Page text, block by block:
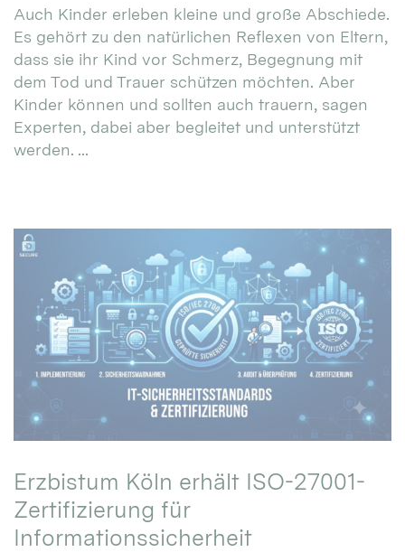
Auch Kinder erleben kleine und große Abschiede.
Es gehört zu den natürlichen Reflexen von Eltern,
dass sie ihr Kind vor Schmerz, Begegnung mit
dem Tod und Trauer schützen möchten. Aber
Kinder können und sollten auch trauern, sagen
Experten, dabei aber begleitet und unterstützt
werden. ...
Erzbistum Köln erhält ISO-27001-
Zertifizierung für
Informationssicherheit